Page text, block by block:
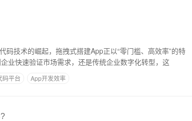
码技术的崛起，拖拽式搭建App正以“零门槛、高效率”的特
业快速验证市场需求，还是传统企业数字化转型，这
码平台 App开发效率